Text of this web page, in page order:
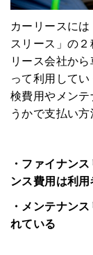
カーリースに
スリース」の
リース会社か
って利用して
検費用やメン
うかで支払い
・ファイナン
ンス費用は利用
・メンテナン
れている